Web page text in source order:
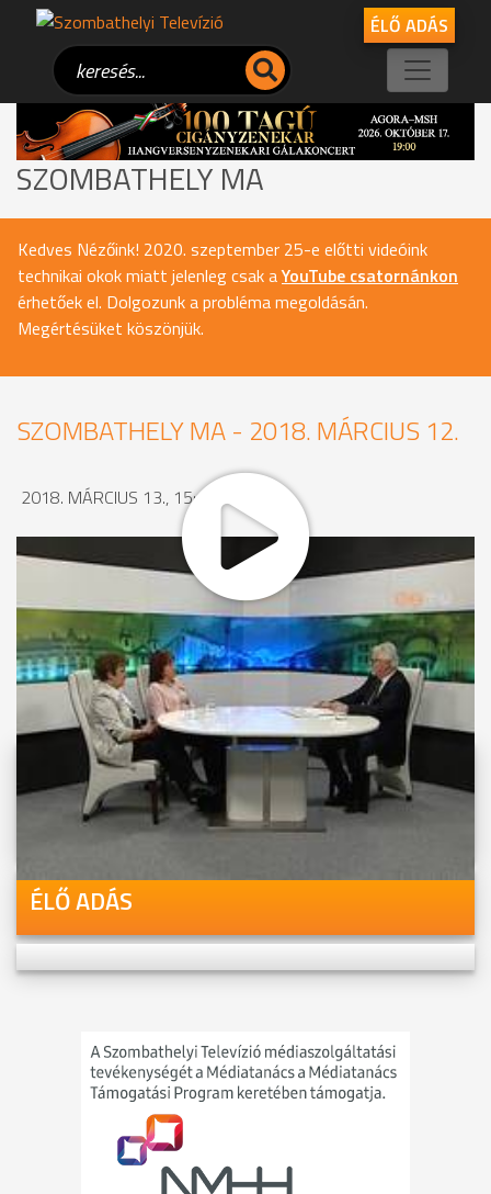
ÉLŐ ADÁS
SZOMBATHELY MA
Kedves Nézőink! 2020. szeptember 25-e előtti videóink
technikai okok miatt jelenleg csak aYouTube csatornánkon
érhetőek el. Dolgozunk a probléma megoldásán.
Megértésüket köszönjük.
SZOMBATHELY MA - 2018. MÁRCIUS 12.
2018. MÁRCIUS 13., 15:18
MEGOSZTÁS
Videóink megtekinthetőek
Youtube-csatornánkon is!
ÉLŐ ADÁS